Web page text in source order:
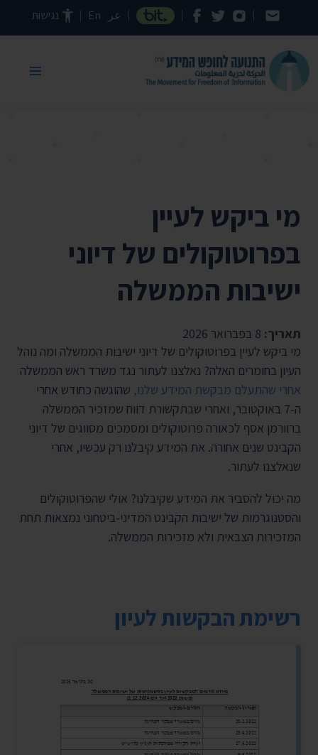
דילוג לתוכן העמוד عر En נגישות
מי ביקש לעיין
בפרוטוקולים של דיוני
ישיבות הממשלה
תאריך:
מי ביקש לעיין בפרוטוקולים של דיוני ישיבות הממשלה ומה נוהל
העיון בחומרים האלה? נאלצנו לעתור נגד משרד ראש הממשלה
אחרי שהתעלם מבקשת המידע שלנו, שהוגשה כחודש אחרי
ה-7 באוקטובר, ואחרי שבתקשורת דווח שמזכיר הממשלה
ברוורמן אסף לכאורה פרוטוקולים ומסמכים מסווגים של דיוני
הקבינט שנים אחורה. את המידע קיבלנו רק עכשיו, אחרי
שנאלצנו לעתור.
מה יכול להסביר את המידע שקיבלנו? אולי שהפרוטוקולים
והסטנוגרמות של ישיבות הקבינט המדיני-ביטחוני נמצאות תחת
המזכירות הצבאית ולא מזכירות הממשלה.
רשימת הבקשות לעיון